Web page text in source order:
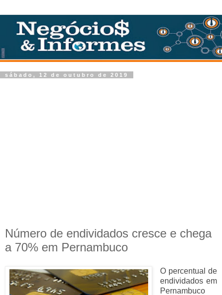
sábado, 12 de outubro de 2019
Número de endividados cresce e chega
a 70% em Pernambuco
O percentual de
endividados em
Pernambuco